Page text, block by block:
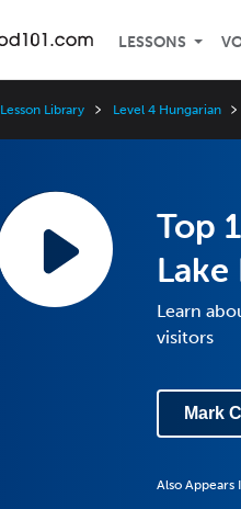
LESSONS
Lesson Library Level 4 Hungarian
Top
Learn
visitors
Mark
Also Appears